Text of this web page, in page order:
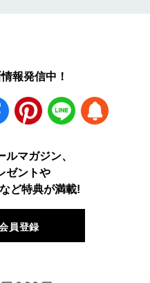
報発信中！
Pinterest LINE
マガジン、
ゼントや
ど特典が満載!
員登録